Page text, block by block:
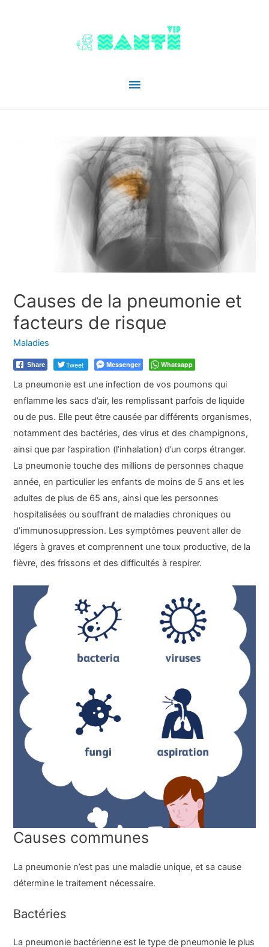
Menu
Causes de la pneumonie et
facteurs de risque
Maladies
Share Tweet Messenger Whatsapp
La pneumonie est une infection de vos poumons qui
enflamme les sacs d’air, les remplissant parfois de liquide
ou de pus. Elle peut être causée par différents organismes,
notamment des bactéries, des virus et des champignons,
ainsi que par l’aspiration (l’inhalation) d’un corps étranger.
La pneumonie touche des millions de personnes chaque
année, en particulier les enfants de moins de 5 ans et les
adultes de plus de 65 ans, ainsi que les personnes
hospitalisées ou souffrant de maladies chroniques ou
d’immunosuppression. Les symptômes peuvent aller de
légers à graves et comprennent une toux productive, de la
fièvre, des frissons et des difficultés à respirer.
Causes communes
La pneumonie n’est pas une maladie unique, et sa cause
détermine le traitement nécessaire.
Bactéries
La pneumonie bactérienne est le type de pneumonie le plus